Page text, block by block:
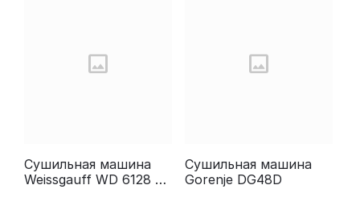
Сушильная машина
Weissgauff WD 6128 D
Сушильная машина
Gorenje DG48D